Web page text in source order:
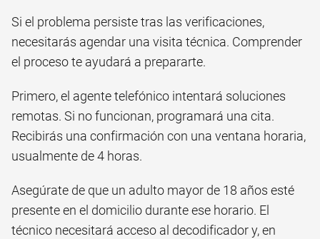
Si el problema persiste tras las verificaciones,
necesitarás agendar una visita técnica. Comprender
el proceso te ayudará a prepararte.
Primero, el agente telefónico intentará soluciones
remotas. Si no funcionan, programará una cita.
Recibirás una confirmación con una ventana horaria,
usualmente de 4 horas.
Asegúrate de que un adulto mayor de 18 años esté
presente en el domicilio durante ese horario. El
técnico necesitará acceso al decodificador y, en